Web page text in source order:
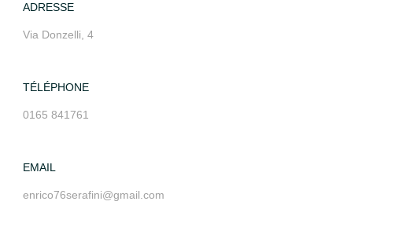
ADRESSE
Via Donzelli, 4
TÉLÉPHONE
0165 841761
EMAIL
enrico76serafini@gmail.com